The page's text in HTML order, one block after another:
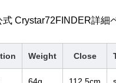
式 Crystar72FINDER詳細
Weight Close
64g 112.5cm